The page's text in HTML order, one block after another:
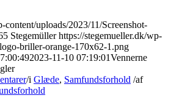
content/uploads/2023/11/Screenshot-
Stegemüller https://stegemueller.dk/wp-
briller-orange-170x62-1.png
2023-11-10 07:19:01Vennerne
/i Glæde, Samfundsforhold /af